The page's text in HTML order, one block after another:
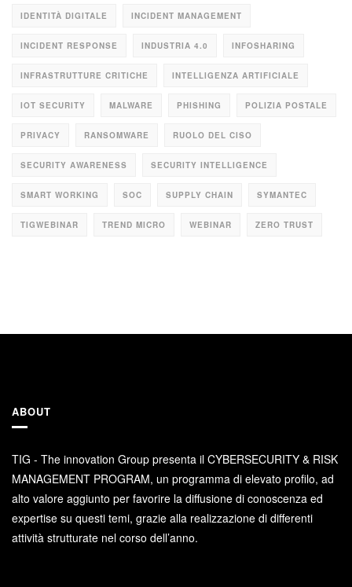
IDENTITÀ DIGITALE INCIDENT MANAGEMENT
INCIDENT RESPONSE INDUSTRIA 4.0 INFOSHARING
INFRASTRUTTURE CRITICHE INTELLIGENZA ARTIFICIALE
IOT SECURITY MALWARE PHISHING POLIZIA POSTALE
PRIVACY RANSOMWARE RUOLO DEL CISO
SECURITY AWARENESS SECURITY INTELLIGENCE
SMART WORKING SOC SUPPLY CHAIN SYMANTEC
TIGWEBINAR TREND MICRO WEBINAR ZERO TRUST
ABOUT
TIG - The innovation Group presenta il CYBERSECURITY & RISK
MANAGEMENT PROGRAM, un programma di elevato profilo, ad
alto valore aggiunto per favorire la diffusione di conoscenza ed
expertise su questi temi, grazie alla realizzazione di differenti
attività strutturate nel corso dell’anno.